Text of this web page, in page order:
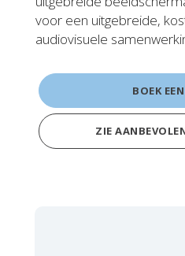
voor een uitgebreide,
audiovisuele
BOEK
ZIE